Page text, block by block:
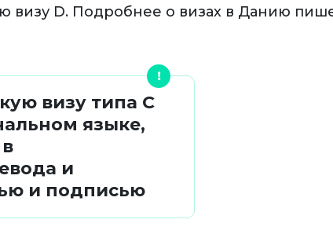
визу D. Подробнее о визах в Данию
визу типа C
языке,
и
и подписью